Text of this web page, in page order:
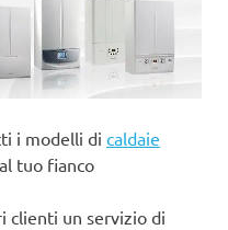
i modelli di caldaie
tuo fianco
clienti un servizio di